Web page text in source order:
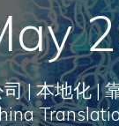
| 本地化 |